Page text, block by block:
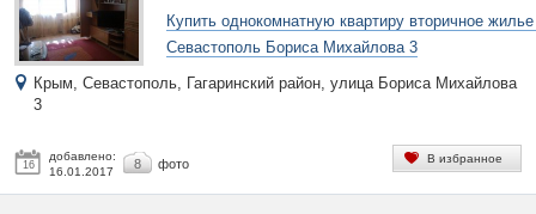
16
добавлено:
16.01.2017
8 фото
Купить однокомнатную квартиру вторичное
Севастополь Бориса Михайлова 3
Крым, Севастополь, Гагаринский район, улица Бориса Михайлова
3
В избранное